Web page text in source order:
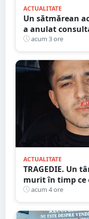
ACTUALITATE
Un sătmărean
a anulat
250 de lei pentru
acum 3 ore
ACTUALITATE
TRAGEDIE. Un
murit în timp ce
de grade
acum 4 ore